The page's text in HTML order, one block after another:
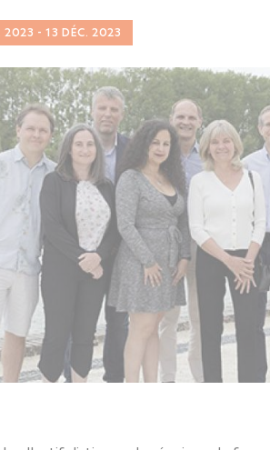
2023 - 13 DÉC. 2023